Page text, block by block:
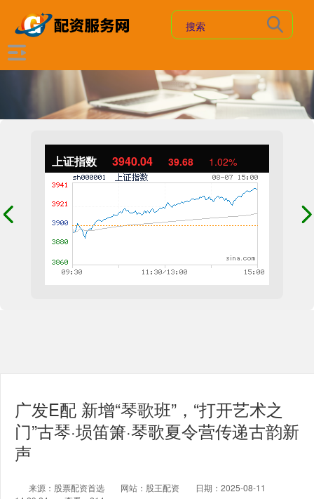
上证指数 3940.04 39.68 1.02%
广发E配 新增“琴歌班”，“打开艺术之
门”古琴·埙笛箫·琴歌夏令营传递古韵新
声
来源：股票配资首选 网站：股王配资
日期：2025-08-11